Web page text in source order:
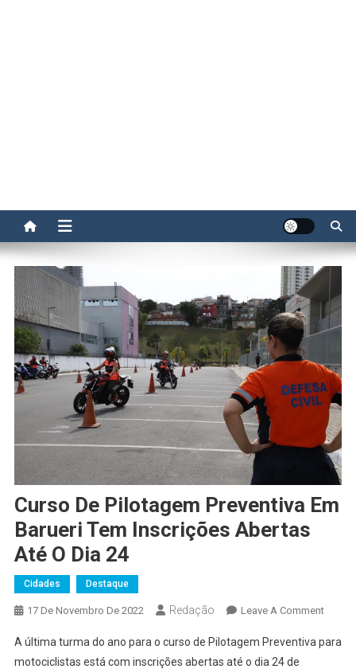
Curso De Pilotagem Preventiva Em
Barueri Tem Inscrições Abertas
Até O Dia 24
Cidades Destaque
17 De Novembro De 2022 Redação Leave A CommentOn
De
A última turma do ano para o curso de Pilotagem Preventiva para
motociclistas está com inscrições abertas até o dia 24 de